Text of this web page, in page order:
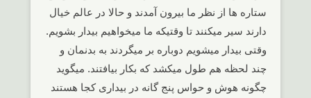
ستاره ها از نظر ما بیرون آمدند و حالا در عالم خیال
دارند سیر میکنند تا وقتیکه ما میخواهیم بیدار بشویم.
وقتی بیدار میشویم دوباره بر میگردند به بدنمان و
چند لحظه هم طول میکشد که بکار بیافتند. میگوید
چگونه هوش و حواس پنج گانه در بیداری کجا هستند